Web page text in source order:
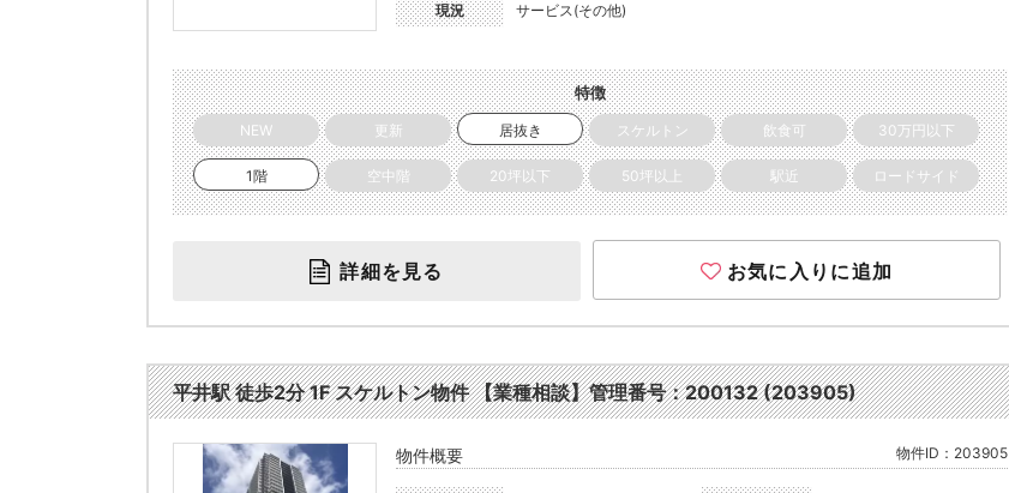
現況 サービス(その他)
特徴
NEW 更新 居抜き スケルトン 飲食可 30万円以下
1階 空中階 20坪以下 50坪以上 駅近 ロードサイド
詳細を見る お気に入りに追加
平井駅 徒歩2分 1F スケルトン物件 【業種相談】管理番号：200132 (203905)
物件概要 物件ID：203905